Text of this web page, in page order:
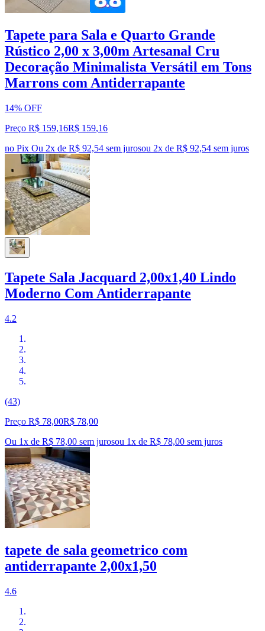
Tapete para Sala e Quarto Grande
Rústico 2,00 x 3,00m Artesanal Cru
Decoração Minimalista Versátil em Tons
Marrons com Antiderrapante
14% OFF
Preço R$ 159,16R$ 159,16
no Pix Ou 2x de R$ 92,54 sem jurosou 2x de R$ 92,54 sem juros
Tapete Sala Jacquard 2,00x1,40 Lindo
Moderno Com Antiderrapante
4.2
(43)
Preço R$ 78,00R$ 78,00
Ou 1x de R$ 78,00 sem jurosou 1x de R$ 78,00 sem juros
tapete de sala geometrico com
antiderrapante 2,00x1,50
4.6